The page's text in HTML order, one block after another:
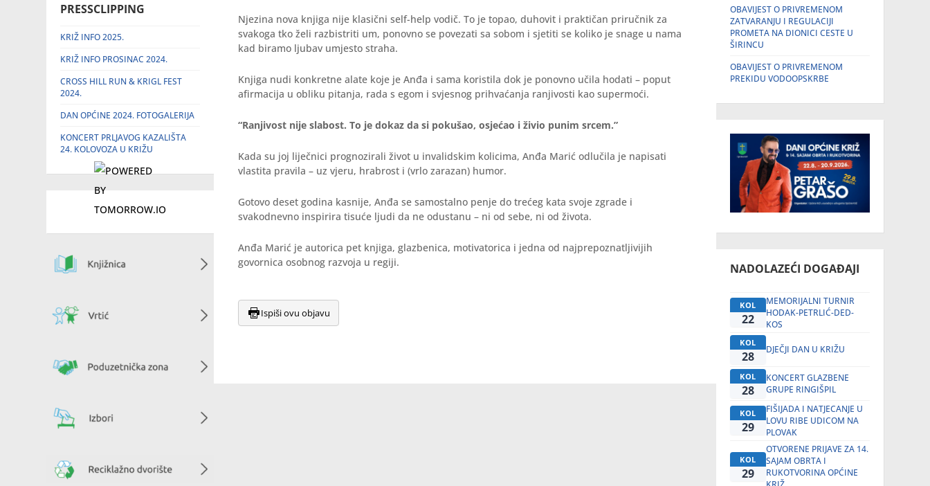
PRESSCLIPPING
KRIŽ INFO 2025.
KRIŽ INFO PROSINAC 2024.
CROSS HILL RUN & KRIGL FEST
2024.
DAN OPĆINE 2024. FOTOGALERIJA
KONCERT PRLJAVOG KAZALIŠTA
24. KOLOVOZA U KRIŽU
Njezina nova knjiga nije klasični self-help vodič. To je topao, duhovit i praktičan priručnik za
svakoga tko želi razbistriti um, ponovno se povezati sa sobom i sjetiti se koliko je snage u nama
kad biramo ljubav umjesto straha.
Knjiga nudi konkretne alate koje je Anđa i sama koristila dok je ponovno učila hodati – poput
afirmacija u obliku pitanja, rada s egom i svjesnog prihvaćanja ranjivosti kao supermoći.
“Ranjivost nije slabost. To je dokaz da si pokušao, osjećao i živio punim srcem.”
Kada su joj liječnici prognozirali život u invalidskim kolicima, Anđa Marić odlučila je napisati
vlastita pravila – uz vjeru, hrabrost i (vrlo zarazan) humor.
Gotovo deset godina kasnije, Anđa se samostalno penje do trećeg kata svoje zgrade i
svakodnevno inspirira tisuće ljudi da ne odustanu – ni od sebe, ni od života.
Anđa Marić je autorica pet knjiga, glazbenica, motivatorica i jedna od najprepoznatljivijih
govornica osobnog razvoja u regiji.
Ispiši ovu objavu
OBAVIJEST O PRIVREMENOM
ZATVARANJU I REGULACIJI
PROMETA NA DIONICI CESTE U
ŠIRINCU
OBAVIJEST O PRIVREMENOM
PREKIDU VODOOPSKRBE
NADOLAZEĆI DOGAĐAJI
KOL
22
MEMORIJALNI TURNIR
HODAK-PETRLIĆ-DED-
KOS
KOL
28 DJEČJI DAN U KRIŽU
KOL
28
KONCERT GLAZBENE
GRUPE RINGIŠPIL
KOL
29
FIŠIJADA I NATJECANJE U
LOVU RIBE UDICOM NA
PLOVAK
KOL
29
OTVORENE PRIJAVE ZA 14.
SAJAM OBRTA I
RUKOTVORINA OPĆINE